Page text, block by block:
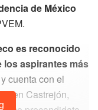
de México
es reconocido
los aspirantes más
y cuenta con el
Castrejón,